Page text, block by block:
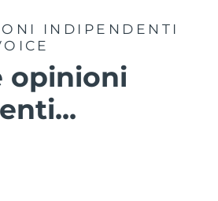
INDIPENDENTI
opinioni